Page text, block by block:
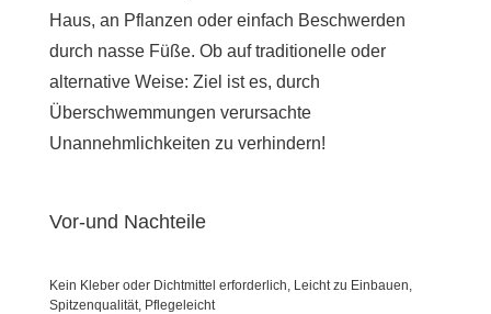
Haus, an Pflanzen oder einfach Beschwerden
durch nasse Füße. Ob auf traditionelle oder
alternative Weise: Ziel ist es, durch
Überschwemmungen verursachte
Unannehmlichkeiten zu verhindern!
Vor-und Nachteile
Kein Kleber oder Dichtmittel erforderlich, Leicht zu Einbauen,
Spitzenqualität, Pflegeleicht